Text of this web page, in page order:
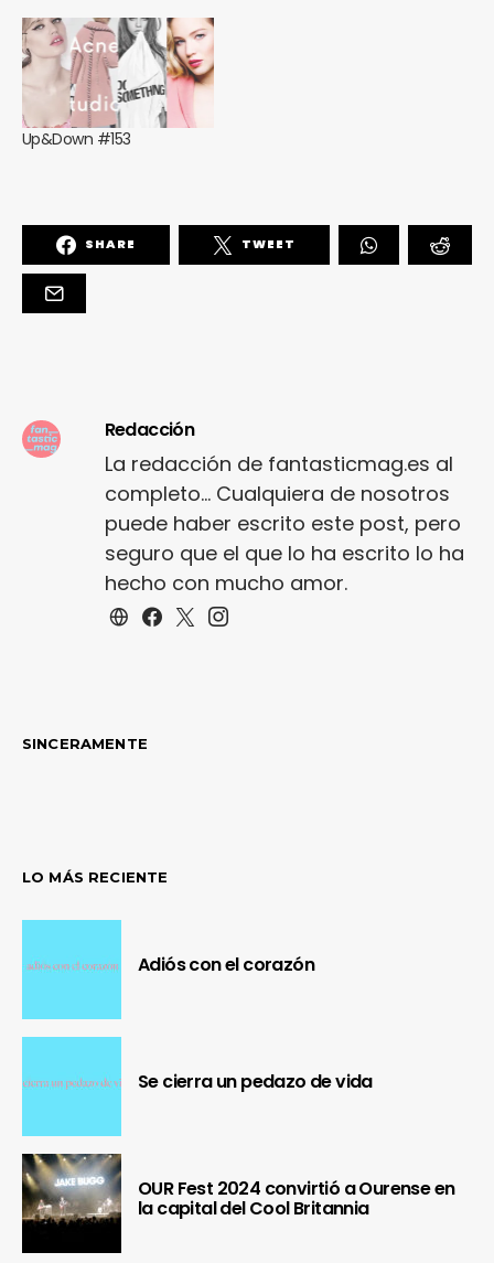
Up&Down #153
SHARE TWEET
Redacción
La redacción de fantasticmag.es al
completo... Cualquiera de nosotros
puede haber escrito este post, pero
seguro que el que lo ha escrito lo ha
hecho con mucho amor.
SINCERAMENTE
LO MÁS RECIENTE
Adiós con el corazón
Se cierra un pedazo de vida
OUR Fest 2024 convirtió a Ourense en
la capital del Cool Britannia